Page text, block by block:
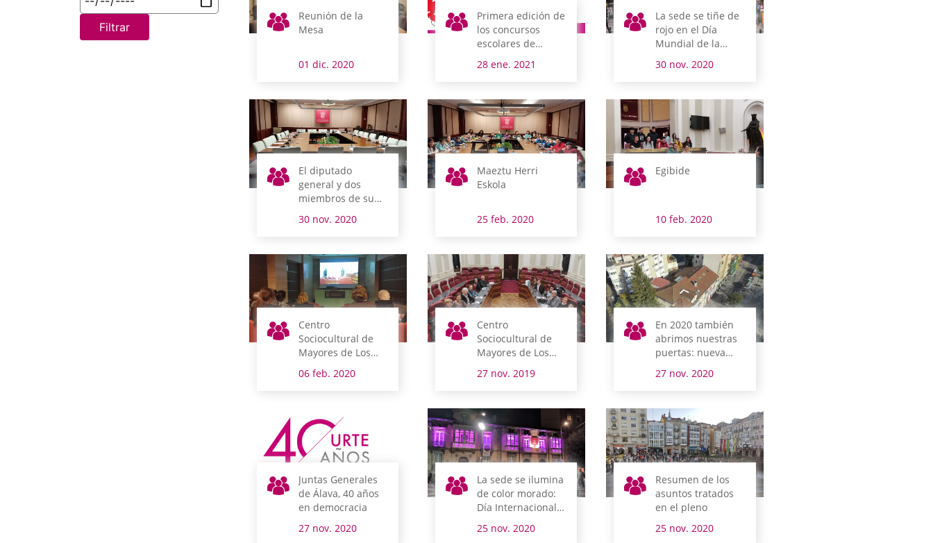
Filtrar
Reunión de la
Mesa
01 dic. 2020
Primera edición de
los concursos
escolares de
vídeo
28 ene. 2021
La sede se tiñe de
rojo en el Día
Mundial de la
Sida
30 nov. 2020
El diputado
general y dos
miembros de su
comparecen esta
comisión
30 nov. 2020
Maeztu Herri
Eskola
25 feb. 2020
Egibide
10 feb. 2020
Centro
Sociocultural de
Mayores de Los
Herrán
06 feb. 2020
Centro
Sociocultural de
Mayores de Los
27 nov. 2019
En 2020 también
abrimos nuestras
puertas: nueva
27 nov. 2020
Juntas Generales
de Álava, 40 años
en democracia
27 nov. 2020
La sede se ilumina
de color morado:
Día Internacional
de la Violencia
25 nov. 2020
Resumen de los
asuntos tratados
en el pleno
25 nov. 2020